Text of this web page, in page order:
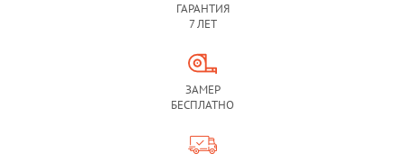
ГАРАНТИЯ
7 ЛЕТ
ЗАМЕР
БЕСПЛАТНО